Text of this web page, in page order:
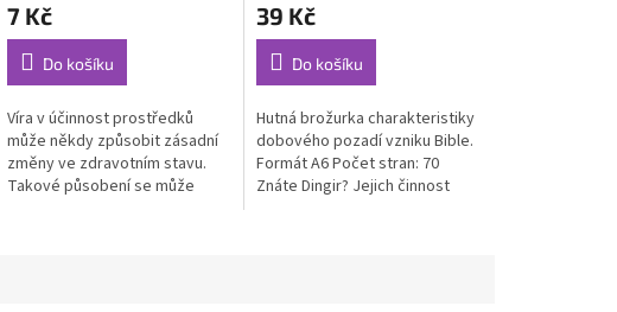
7 Kč
Do košíku
Víra v účinnost prostředků
může někdy způsobit zásadní
změny ve zdravotním stavu.
Takové působení se může
39 Kč
Do košíku
Hutná brožurka charakteristiky
dobového pozadí vzniku Bible.
Formát A6 Počet stran: 70
Znáte Dingir? Jejich činnost